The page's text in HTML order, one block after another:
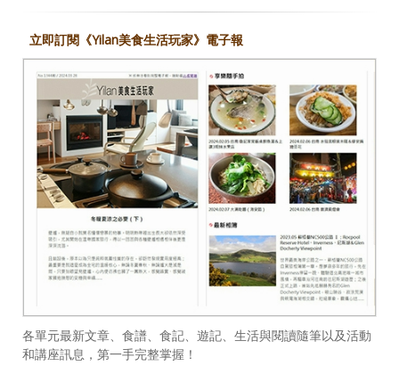
立即訂閱《Yilan美食生活玩家》電子報
各單元最新文章、食譜、食記、遊記、生活與閱讀隨筆以及活動
和講座訊息，第一手完整掌握！